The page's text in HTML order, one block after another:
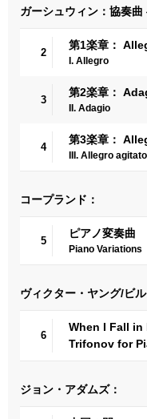
ガーシュウィン：協奏曲
2
第1楽章：
I. Allegro
3
第2楽章：
II. Adagio
4
第3楽章：
III. Allegro agitato
コープランド：
5
ピアノ変奏曲
Piano Variations
ヴィクター・ヤング/ビ
6
When I Fall in
Trifonov for
ジョン・アダムズ：